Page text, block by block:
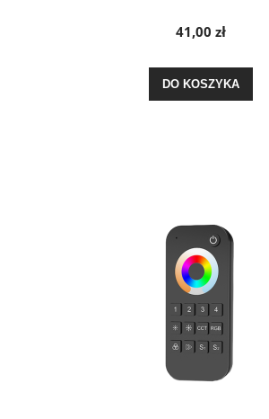
41,00 zł
DO KOSZYKA